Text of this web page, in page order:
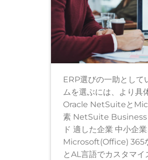
ERP選びの一助として
ムを選ぶには、より具
Oracle NetSuiteと
素 NetSuite Business
ド 適した企業 中小企
Microsoft(Office) 365
とAL言語でカスタマ